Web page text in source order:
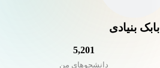
بابک بنیادی
5,201
دانشجو‌های من